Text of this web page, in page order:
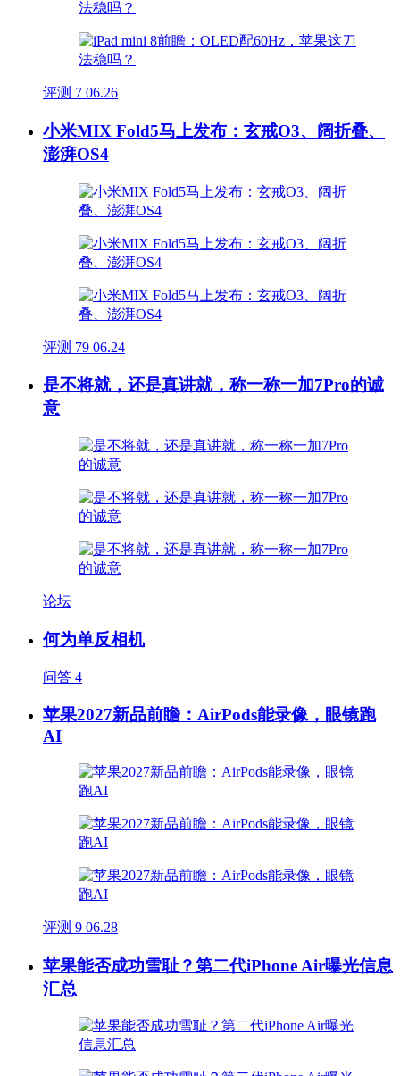
评测 7 06.26
小米MIX Fold5马上发布：玄戒O3、阔折叠、
澎湃OS4
评测 79 06.24
是不将就，还是真讲就，称一称一加7Pro的诚
意
论坛
何为单反相机
问答 4
苹果2027新品前瞻：AirPods能录像，眼镜跑
AI
评测 9 06.28
苹果能否成功雪耻？第二代iPhone Air曝光信息
汇总